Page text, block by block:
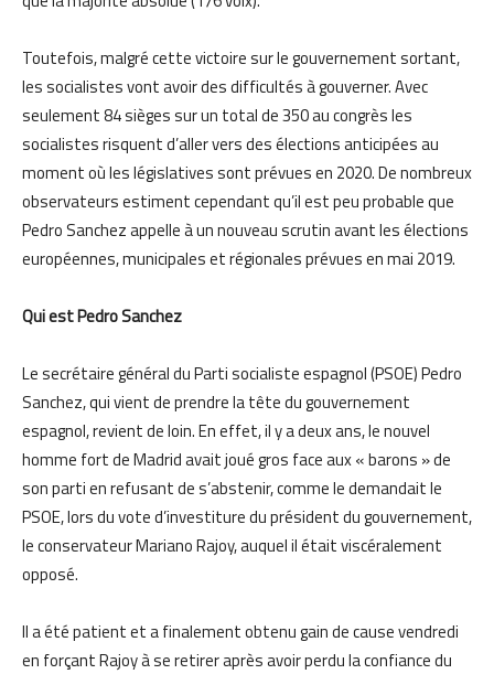
Toutefois, malgré cette victoire sur le gouvernement sortant,
les socialistes vont avoir des difficultés à gouverner. Avec
seulement 84 sièges sur un total de 350 au congrès les
socialistes risquent d’aller vers des élections anticipées au
moment où les législatives sont prévues en 2020. De nombreux
observateurs estiment cependant qu’il est peu probable que
Pedro Sanchez appelle à un nouveau scrutin avant les élections
européennes, municipales et régionales prévues en mai 2019.
Qui est Pedro Sanchez
Le secrétaire général du Parti socialiste espagnol (PSOE) Pedro
Sanchez, qui vient de prendre la tête du gouvernement
espagnol, revient de loin. En effet, il y a deux ans, le nouvel
homme fort de Madrid avait joué gros face aux « barons » de
son parti en refusant de s’abstenir, comme le demandait le
PSOE, lors du vote d’investiture du président du gouvernement,
le conservateur Mariano Rajoy, auquel il était viscéralement
opposé.
Il a été patient et a finalement obtenu gain de cause vendredi
en forçant Rajoy à se retirer après avoir perdu la confiance du